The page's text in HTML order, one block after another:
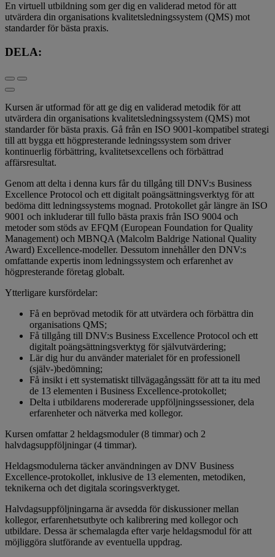
En virtuell utbildning som ger dig en validerad metod för att
utvärdera din organisations kvalitetsledningssystem (QMS) mot
standarder för bästa praxis.
DELA:
Kursen är utformad för att ge dig en validerad metodik för att
utvärdera din organisations kvalitetsledningssystem (QMS) mot
standarder för bästa praxis. Gå från en ISO 9001-kompatibel strategi
till att bygga ett högpresterande ledningssystem som driver
kontinuerlig förbättring, kvalitetsexcellens och förbättrad
affärsresultat.
Genom att delta i denna kurs får du tillgång till DNV:s Business
Excellence Protocol och ett digitalt poängsättningsverktyg för att
bedöma ditt ledningssystems mognad. Protokollet går längre än ISO
9001 och inkluderar till fullo bästa praxis från ISO 9004 och
metoder som stöds av EFQM (European Foundation for Quality
Management) och MBNQA (Malcolm Baldrige National Quality
Award) Excellence-modeller. Dessutom innehåller den DNV:s
omfattande expertis inom ledningssystem och erfarenhet av
högpresterande företag globalt.
Ytterligare kursfördelar:
Få en beprövad metodik för att utvärdera och förbättra din
organisations QMS;
Få tillgång till DNV:s Business Excellence Protocol och ett
digitalt poängsättningsverktyg för självutvärdering;
Lär dig hur du använder materialet för en professionell
(själv-)bedömning;
Få insikt i ett systematiskt tillvägagångssätt för att ta itu med
de 13 elementen i Business Excellence-protokollet;
Delta i utbildarens modererade uppföljningssessioner, dela
erfarenheter och nätverka med kollegor.
Kursen omfattar 2 heldagsmoduler (8 timmar) och 2
halvdagsuppföljningar (4 timmar).
Heldagsmodulerna täcker användningen av DNV Business
Excellence-protokollet, inklusive de 13 elementen, metodiken,
teknikerna och det digitala scoringsverktyget.
Halvdagsuppföljningarna är avsedda för diskussioner mellan
kollegor, erfarenhetsutbyte och kalibrering med kollegor och
utbildare. Dessa är schemalagda efter varje heldagsmodul för att
möjliggöra slutförande av eventuella uppdrag.